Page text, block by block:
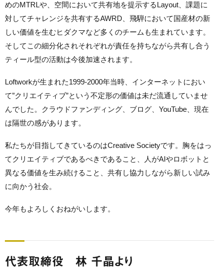
めのMTRLや、空間において共有地を提示するLayout、課題に
対してチャレンジを共有するAWRD、飛騨において国産材の新
しい価値を生むヒダクマなど多くのチームも生まれています。
そしてこの細分化されそれぞれが責任を持ちながら共有し合う
ティール型の活動は今後加速されます。
Loftworkが生まれた1999-2000年当時、インターネットにおい
て”クリエイティブ”という不定形の価値は未だ流通していませ
んでした。クラウドファンディング、ブログ、YouTube、現在
は隔世の感があります。
私たちが目指してきているのはCreative Societyです。胸をはっ
てクリエイティブであるべきであること、人がAIやロボットと
異なる価値を生み続けること、共有し協力しながら新しい試み
に向かう社会。
今年もよろしくおねがいします。
代表取締役 林 千晶より